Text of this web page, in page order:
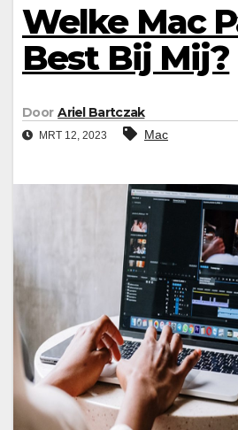
Welke Mac
Best Bij Mij?
Door Ariel Bartczak
MRT 12, 2023 Mac